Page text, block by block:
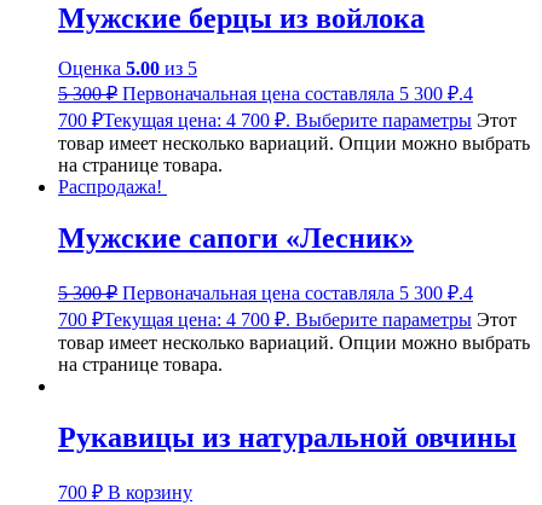
Мужские берцы из войлока
Оценка 5.00 из 5
5 300₽ Первоначальная цена составляла 5 300 ₽.4
700 ₽Текущая цена: 4 700 ₽. Выберите параметры Этот
товар имеет несколько вариаций. Опции можно выбрать
на странице товара.
Распродажа!
Мужские сапоги «Лесник»
5 300₽ Первоначальная цена составляла 5 300 ₽.4
700 ₽Текущая цена: 4 700 ₽. Выберите параметры Этот
товар имеет несколько вариаций. Опции можно выбрать
на странице товара.
Рукавицы из натуральной овчины
700 ₽ В корзину